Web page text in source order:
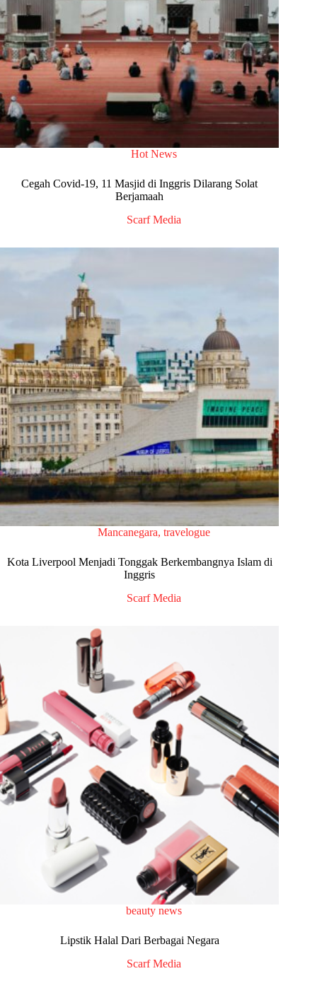
Hot News
Cegah Covid-19, 11 Masjid di Inggris Dilarang Solat
Berjamaah
Scarf Media
Mancanegara, travelogue
Kota Liverpool Menjadi Tonggak Berkembangnya Islam di
Inggris
Scarf Media
beauty news
Lipstik Halal Dari Berbagai Negara
Scarf Media